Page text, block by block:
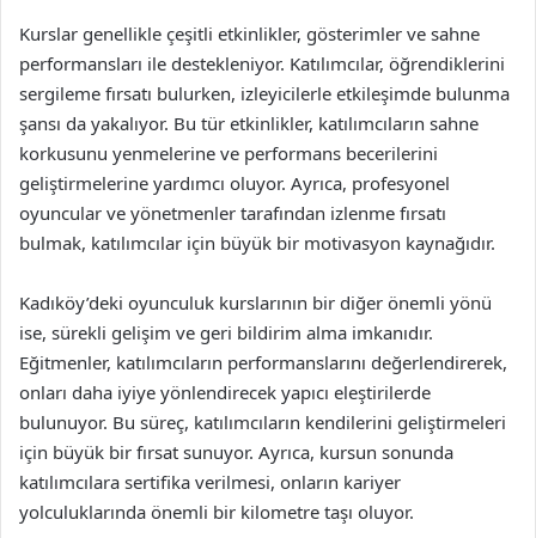
Kurslar genellikle çeşitli etkinlikler, gösterimler ve sahne
performansları ile destekleniyor. Katılımcılar, öğrendiklerini
sergileme fırsatı bulurken, izleyicilerle etkileşimde bulunma
şansı da yakalıyor. Bu tür etkinlikler, katılımcıların sahne
korkusunu yenmelerine ve performans becerilerini
geliştirmelerine yardımcı oluyor. Ayrıca, profesyonel
oyuncular ve yönetmenler tarafından izlenme fırsatı
bulmak, katılımcılar için büyük bir motivasyon kaynağıdır.
Kadıköy’deki oyunculuk kurslarının bir diğer önemli yönü
ise, sürekli gelişim ve geri bildirim alma imkanıdır.
Eğitmenler, katılımcıların performanslarını değerlendirerek,
onları daha iyiye yönlendirecek yapıcı eleştirilerde
bulunuyor. Bu süreç, katılımcıların kendilerini geliştirmeleri
için büyük bir fırsat sunuyor. Ayrıca, kursun sonunda
katılımcılara sertifika verilmesi, onların kariyer
yolculuklarında önemli bir kilometre taşı oluyor.